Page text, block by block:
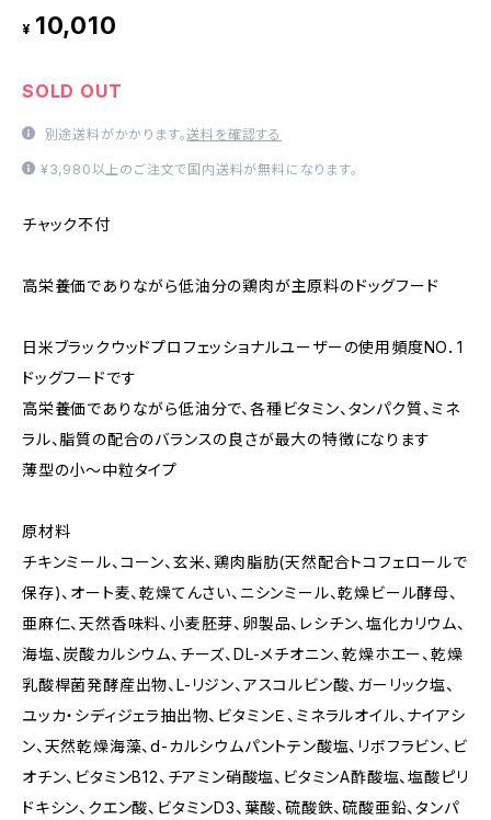
¥ 10,010
SOLD OUT
別途送料がかかります。送料を確認する
¥3,980以上のご注文で国内送料が無料になります。
チャック不付
高栄養価でありながら低油分の鶏肉が主原料のドッグフード
日米ブラックウッドプロフェッショナルユーザーの使用頻度NO．1
ドッグフードです
高栄養価でありながら低油分で、各種ビタミン、タンパク質、ミネ
ラル、脂質の配合のバランスの良さが最大の特徴になります
薄型の小〜中粒タイプ
原材料
チキンミール、コーン、玄米、鶏肉脂肪(天然配合トコフェロールで
保存)、オート麦、乾燥てんさい、ニシンミール、乾燥ビール酵母、
亜麻仁、天然香味料、小麦胚芽、卵製品、レシチン、塩化カリウム、
海塩、炭酸カルシウム、チーズ、DL-メチオニン、乾燥ホエー、乾燥
乳酸桿菌発酵産出物、L-リジン、アスコルビン酸、ガーリック塩、
ユッカ・シディジェラ抽出物、ビタミンＥ、ミネラルオイル、ナイアシ
ン、天然乾燥海藻、d-カルシウムパントテン酸塩、リボフラビン、ビ
オチン、ビタミンB12、チアミン硝酸塩、ビタミンA酢酸塩、塩酸ピリ
ドキシン、クエン酸、ビタミンD3、葉酸、硫酸鉄、硫酸亜鉛、タンパ